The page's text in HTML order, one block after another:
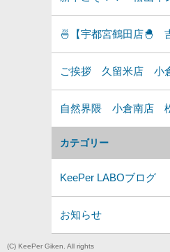
カテゴリー
KeePer LABOブログ
お知らせ
🍜【宇都宮鶴田店🐣
ご挨拶 久留米店 小
自然界隈 小倉南店
(C) KeePer Giken. All rights